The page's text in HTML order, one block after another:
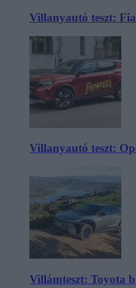
Villanyautó teszt:
Villanyautó teszt:
Villámteszt: Toyota